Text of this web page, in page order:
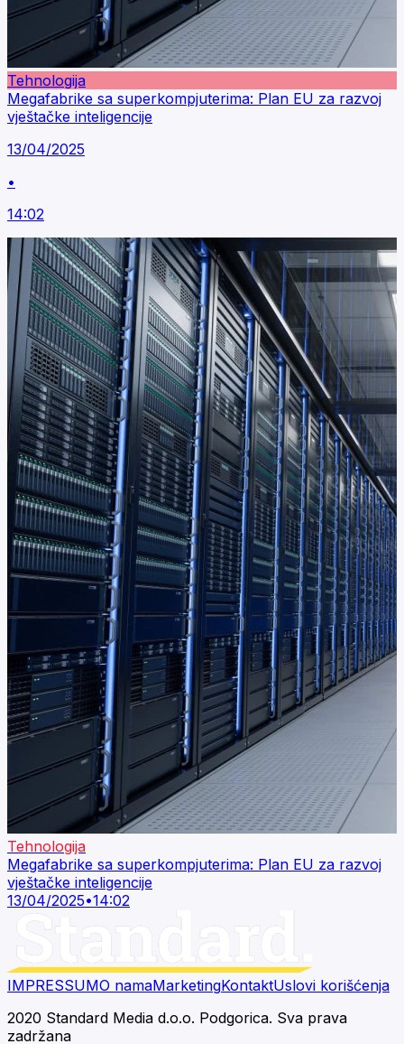
Tehnologija
Megafabrike sa superkompjuterima: Plan EU za razvoj
vještačke inteligencije
13/04/2025
•
14:02
Tehnologija
Megafabrike sa superkompjuterima: Plan EU za razvoj
vještačke inteligencije
13/04/2025•14:02
IMPRESSUMO namaMarketingKontaktUslovi korišćenja
2020 Standard Media d.o.o. Podgorica. Sva prava
zadržana